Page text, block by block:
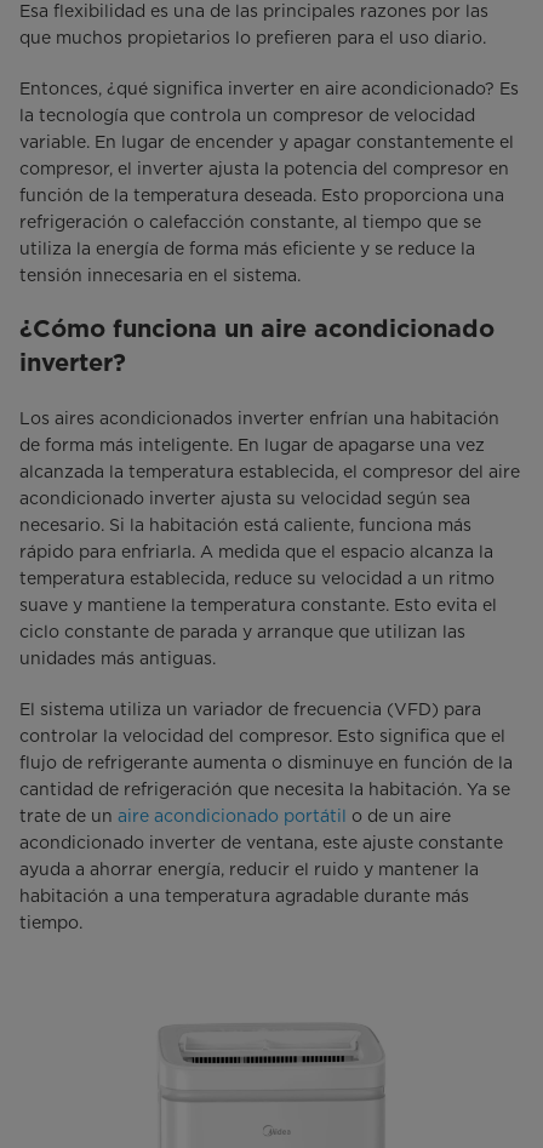
Esa flexibilidad es una de las principales razones por las
que muchos propietarios lo prefieren para el uso diario.
Entonces, ¿qué significa inverter en aire acondicionado? Es
la tecnología que controla un compresor de velocidad
variable. En lugar de encender y apagar constantemente el
compresor, el inverter ajusta la potencia del compresor en
función de la temperatura deseada. Esto proporciona una
refrigeración o calefacción constante, al tiempo que se
utiliza la energía de forma más eficiente y se reduce la
tensión innecesaria en el sistema.
¿Cómo funciona un aire acondicionado
inverter?
Los aires acondicionados inverter enfrían una habitación
de forma más inteligente. En lugar de apagarse una vez
alcanzada la temperatura establecida, el compresor del aire
acondicionado inverter ajusta su velocidad según sea
necesario. Si la habitación está caliente, funciona más
rápido para enfriarla. A medida que el espacio alcanza la
temperatura establecida, reduce su velocidad a un ritmo
suave y mantiene la temperatura constante. Esto evita el
ciclo constante de parada y arranque que utilizan las
unidades más antiguas.
El sistema utiliza un variador de frecuencia (VFD) para
controlar la velocidad del compresor. Esto significa que el
flujo de refrigerante aumenta o disminuye en función de la
cantidad de refrigeración que necesita la habitación. Ya se
trate de un aire acondicionado portátil o de un aire
acondicionado inverter de ventana, este ajuste constante
ayuda a ahorrar energía, reducir el ruido y mantener la
habitación a una temperatura agradable durante más
tiempo.